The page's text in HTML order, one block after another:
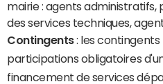
mairie : agents administratifs,
des services techniques,
Contingents: les
participations obligatoires
financement de services